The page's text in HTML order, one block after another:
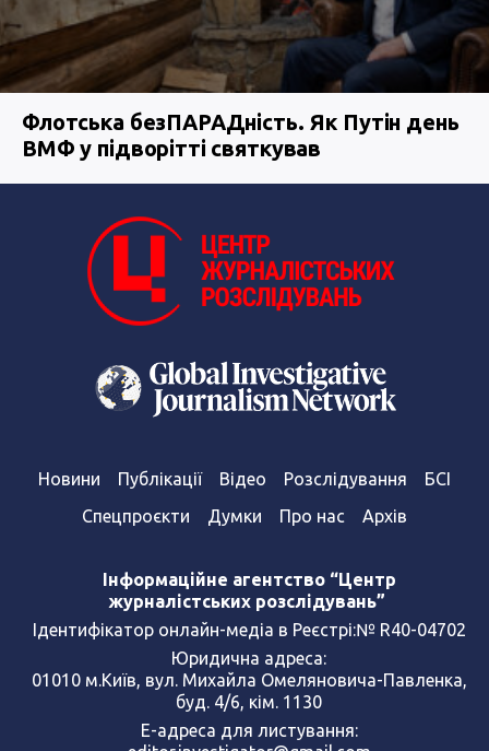
Флотська безПАРАДність. Як Путін день
ВМФ у підворітті святкував
Новини Публікації Відео Розслідування
БСІ
Спецпроєкти
Думки Про нас Архів
Інформаційне агентство “Центр
журналістських розслідувань”
Ідентифікатор онлайн-медіа в Реєстрі:№ R40-04702
Юридична адреса:
01010 м.Київ, вул. Михайла Омеляновича-Павленка,
буд. 4/6, кім. 1130
Е-адреса для листування: